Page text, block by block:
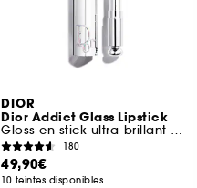
DIOR
Dior Addict Glass Lipstick
Gloss en stick ultra-brillant hydratant
180
49,90€
10 teintes disponibles